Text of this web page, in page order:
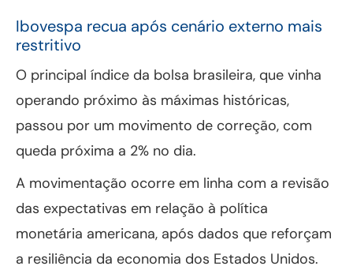
Ibovespa recua após cenário externo mais
restritivo
O principal índice da bolsa brasileira, que vinha
operando próximo às máximas históricas,
passou por um movimento de correção, com
queda próxima a 2% no dia.
A movimentação ocorre em linha com a revisão
das expectativas em relação à política
monetária americana, após dados que reforçam
a resiliência da economia dos Estados Unidos.